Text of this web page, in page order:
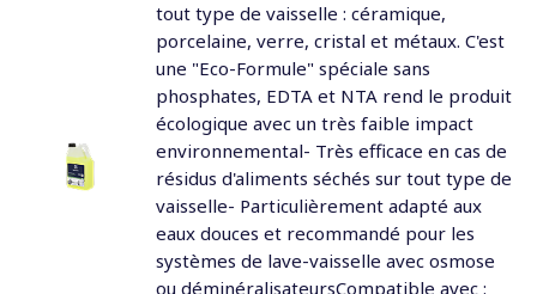
tout type de vaisselle : céramique,
porcelaine, verre, cristal et métaux. C'est
une "Eco-Formule" spéciale sans
phosphates, EDTA et NTA rend le produit
écologique avec un très faible impact
environnemental- Très efficace en cas de
résidus d'aliments séchés sur tout type de
vaisselle- Particulièrement adapté aux
eaux douces et recommandé pour les
systèmes de lave-vaisselle avec osmose
ou déminéralisateursCompatible avec :